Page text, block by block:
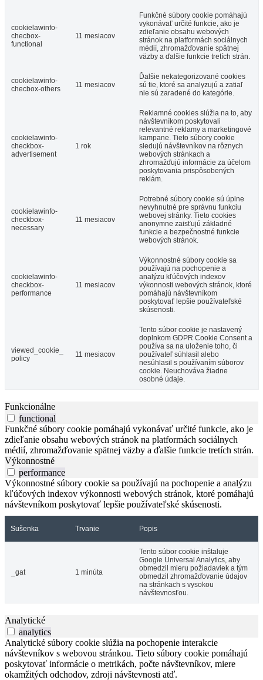
cookielawinfo-
checbox-
functional
11 mesiacov
Funkčné súbory cookie pomáhajú
vykonávať určité funkcie, ako je
zdieľanie obsahu webových
stránok na platformách sociálnych
médií, zhromažďovanie spätnej
väzby a ďalšie funkcie tretích strán.
cookielawinfo-
checbox-others
11 mesiacov
Ďalšie nekategorizované cookies
sú tie, ktoré sa analyzujú a zatiaľ
nie sú zaradené do kategórie.
cookielawinfo-
checkbox-
advertisement
1 rok
Reklamné cookies slúžia na to, aby
návštevníkom poskytovali
relevantné reklamy a marketingové
kampane. Tieto súbory cookie
sledujú návštevníkov na rôznych
webových stránkach a
zhromažďujú informácie za účelom
poskytovania prispôsobených
reklám.
cookielawinfo-
checkbox-
necessary
11 mesiacov
Potrebné súbory cookie sú úplne
nevyhnutné pre správnu funkciu
webovej stránky. Tieto cookies
anonymne zaisťujú základné
funkcie a bezpečnostné funkcie
webových stránok.
cookielawinfo-
checkbox-
performance
11 mesiacov
Výkonnostné súbory cookie sa
používajú na pochopenie a
analýzu kľúčových indexov
výkonnosti webových stránok, ktoré
pomáhajú návštevníkom
poskytovať lepšie používateľské
skúsenosti.
viewed_cookie_
policy
11 mesiacov
Tento súbor cookie je nastavený
doplnkom GDPR Cookie Consent a
používa sa na uloženie toho, či
používateľ súhlasil alebo
nesúhlasil s používaním súborov
cookie. Neuchováva žiadne
osobné údaje.
Funkcionálne
functional
Funkčné súbory cookie pomáhajú vykonávať určité funkcie, ako je
zdieľanie obsahu webových stránok na platformách sociálnych
médií, zhromažďovanie spätnej väzby a ďalšie funkcie tretích strán.
Výkonnostné
performance
Výkonnostné súbory cookie sa používajú na pochopenie a analýzu
kľúčových indexov výkonnosti webových stránok, ktoré pomáhajú
návštevníkom poskytovať lepšie používateľské skúsenosti.
Sušenka Trvanie Popis
_gat 1 minúta
Tento súbor cookie inštaluje
Google Universal Analytics, aby
obmedzil mieru požiadaviek a tým
obmedzil zhromažďovanie údajov
na stránkach s vysokou
návštevnosťou.
Analytické
analytics
Analytické súbory cookie slúžia na pochopenie interakcie
návštevníkov s webovou stránkou. Tieto súbory cookie pomáhajú
poskytovať informácie o metrikách, počte návštevníkov, miere
okamžitých odchodov, zdroji návštevnosti atď.